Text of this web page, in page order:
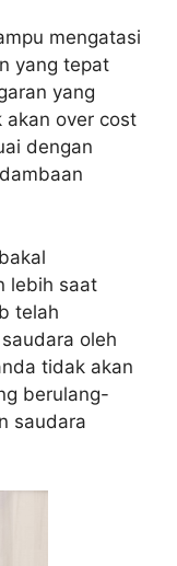
mengatasi
yang tepat
yang
akan over cost
dengan
lebih saat
telah
oleh
tidak akan
berulang-
saudara